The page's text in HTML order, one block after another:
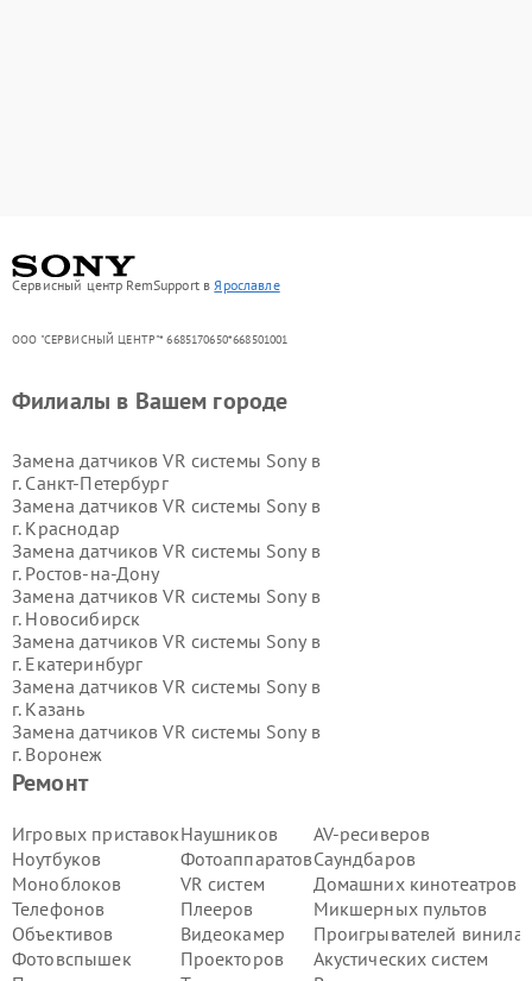
Сервисный центр RemSupport в Ярославле
ООО "СЕРВИСНЫЙ ЦЕНТР"* 6685170650*668501001
Ремонт
Игровых приставок
Ноутбуков
Моноблоков
Телефонов
Объективов
Фотовспышек
Наушников
Фотоаппаратов
VR систем
Плееров
Видеокамер
Проекторов
AV-ресиверов
Саундбаров
Домашних кинотеатров
Микшерных пультов
Проигрывателей винила
Акустических систем
Филиалы в Вашем городе
Замена датчиков VR системы Sony в
г. Санкт-Петербург
Замена датчиков VR системы Sony в
г. Краснодар
Замена датчиков VR системы Sony в
г. Ростов-на-Дону
Замена датчиков VR системы Sony в
г. Новосибирск
Замена датчиков VR системы Sony в
г. Екатеринбург
Замена датчиков VR системы Sony в
г. Казань
Замена датчиков VR системы Sony в
г. Воронеж
Замена датчиков VR системы Sony в
г. Волгоград
г.Самара
Замена датчиков VR системы Sony в
г.Пермь
Замена датчиков VR системы Sony в
г.Красноярск
Замена датчиков VR системы Sony в